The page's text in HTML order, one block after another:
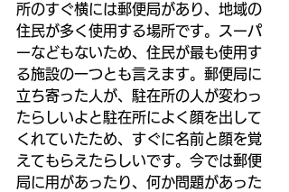
所のすぐ横には郵便局があり、地域の
住民が多く使用する場所です。スーパ
ーなどもないため、住民が最も使用す
る施設の一つとも言えます。郵便局に
立ち寄った人が、駐在所の人が変わっ
たらしいよと駐在所によく顔を出して
くれていたため、すぐに名前と顔を覚
えてもらえたらしいです。今では郵便
局に用があったり、何か問題があった